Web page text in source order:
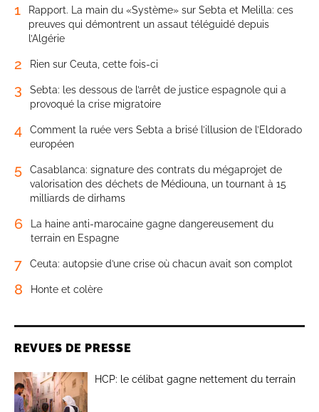
1
Rapport. La main du «Système» sur Sebta et Melilla: ces
preuves qui démontrent un assaut téléguidé depuis
l’Algérie
2 Rien sur Ceuta, cette fois-ci
3
Sebta: les dessous de l’arrêt de justice espagnole qui a
provoqué la crise migratoire
4
Comment la ruée vers Sebta a brisé l’illusion de l’Eldorado
européen
5
Casablanca: signature des contrats du mégaprojet de
valorisation des déchets de Médiouna, un tournant à 15
milliards de dirhams
6
La haine anti-marocaine gagne dangereusement du
terrain en Espagne
7 Ceuta: autopsie d’une crise où chacun avait son complot
8 Honte et colère
REVUES DE PRESSE
HCP: le célibat gagne nettement du terrain